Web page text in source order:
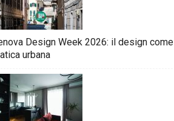
Design Week 2026: il design come
urbana